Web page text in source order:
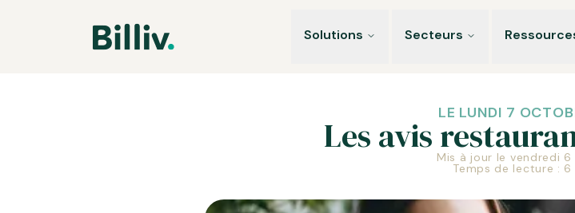
Solutions Secteurs
LE LUNDI 7
Les avisMis à jour le vendredi
Temps de lecture : 6